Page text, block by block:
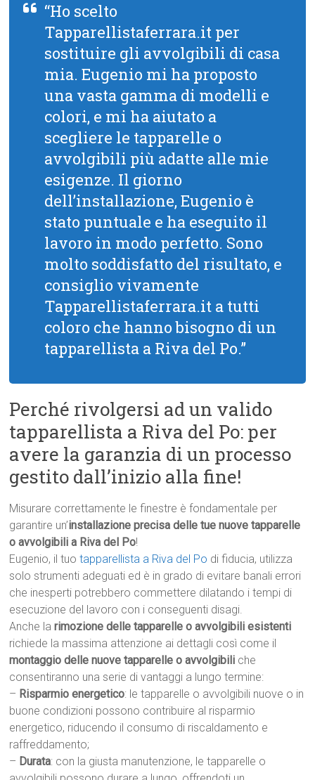
“Ho scelto
Tapparellistaferrara.it per
sostituire gli avvolgibili di casa
mia. Eugenio mi ha proposto
una vasta gamma di modelli e
colori, e mi ha aiutato a
scegliere le tapparelle o
avvolgibili più adatte alle mie
esigenze. Il giorno
dell’installazione, Eugenio è
stato puntuale e ha eseguito il
lavoro in modo perfetto. Sono
molto soddisfatto del risultato, e
consiglio vivamente
Tapparellistaferrara.it a tutti
coloro che hanno bisogno di un
tapparellista a Riva del Po.”
Perché rivolgersi ad un valido
tapparellista a Riva del Po: per
avere la garanzia di un processo
gestito dall’inizio alla fine!
Misurare correttamente le finestre è fondamentale per
garantire un’installazione precisa delle tue nuove tapparelle
o avvolgibili a Riva del Po!
Eugenio, il tuotapparellista a Riva del Po di fiducia, utilizza
solo strumenti adeguati ed è in grado di evitare banali errori
che inesperti potrebbero commettere dilatando i tempi di
esecuzione del lavoro con i conseguenti disagi.
Anche larimozione delle tapparelle o avvolgibili esistenti
richiede la massima attenzione ai dettagli così come il
montaggio delle nuove tapparelle o avvolgibili che
consentiranno una serie di vantaggi a lungo termine:
– Risparmio energetico: le tapparelle o avvolgibili nuove o in
buone condizioni possono contribuire al risparmio
energetico, riducendo il consumo di riscaldamento e
raffreddamento;
– Durata: con la giusta manutenzione, le tapparelle o